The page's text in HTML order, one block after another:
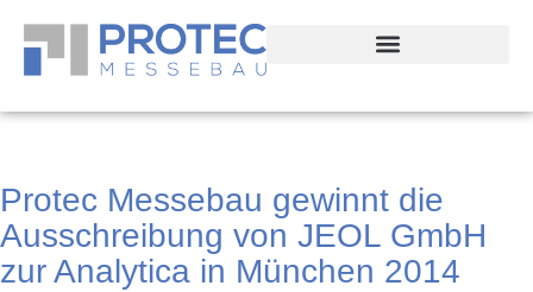
Protec Messebau gewinnt die
Ausschreibung von JEOL GmbH
zur Analytica in München 2014